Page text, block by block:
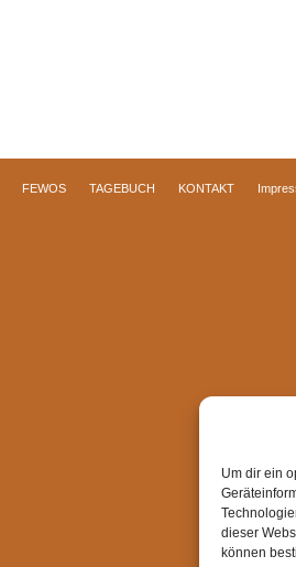
Um dir ein
dieser
können
FEWOS TAGEBUCH KONTAKT